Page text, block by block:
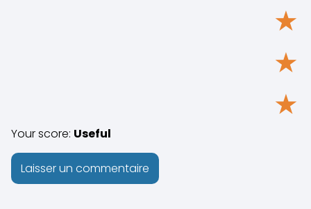
★
★
★
Your score: Useful